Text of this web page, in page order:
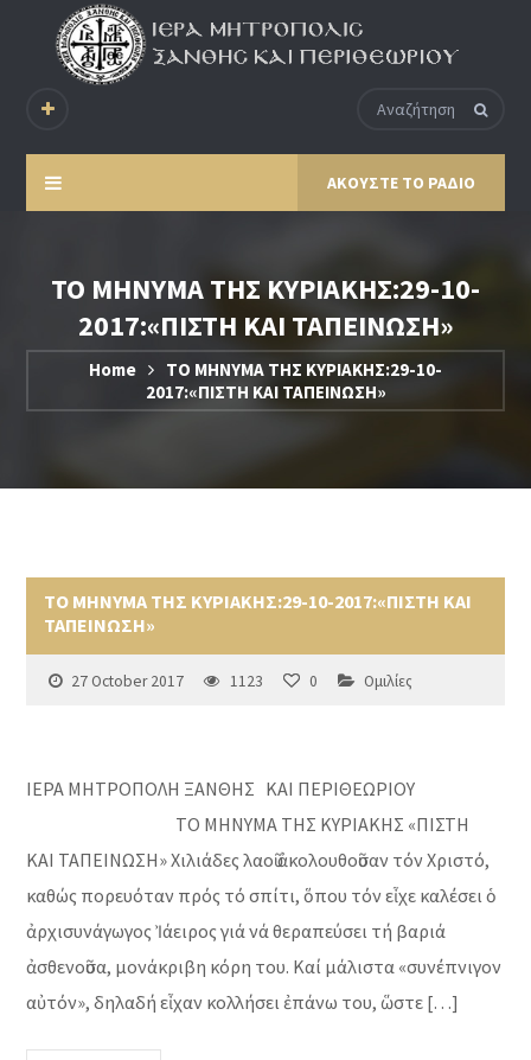
ΑΚΟΥΣΤΕ ΤΟ ΡΑΔΙΟ
ΤΟ ΜΗΝΥΜΑ ΤΗΣ ΚΥΡΙΑΚΗΣ:29-10-
2017:«ΠΙΣΤΗ ΚΑΙ ΤΑΠΕΙΝΩΣΗ»
Home
ΤΟ ΜΗΝΥΜΑ ΤΗΣ ΚΥΡΙΑΚΗΣ:29-10-
2017:«ΠΙΣΤΗ ΚΑΙ ΤΑΠΕΙΝΩΣΗ»
ΤΟ ΜΗΝΥΜΑ ΤΗΣ ΚΥΡΙΑΚΗΣ:29-10-2017:«ΠΙΣΤΗ ΚΑΙ
ΤΑΠΕΙΝΩΣΗ»
27 October 2017 1123 0 Ομιλίες
ΙΕΡΑ ΜΗΤΡΟΠΟΛΗ ΞΑΝΘΗΣ ΚΑΙ ΠΕΡΙΘΕΩΡΙΟΥ
ΤΟ ΜΗΝΥΜΑ ΤΗΣ ΚΥΡΙΑΚΗΣ «ΠΙΣΤΗ
ΚΑΙ ΤΑΠΕΙΝΩΣΗ» Χιλιάδες λαοῦ ἀκολουθοῦσαν τόν Χριστό,
καθώς πορευόταν πρός τό σπίτι, ὅπου τόν εἶχε καλέσει ὁ
ἀρχισυνάγωγος Ἰάειρος γιά νά θεραπεύσει τή βαριά
ἀσθενοῦσα, μονάκριβη κόρη του. Καί μάλιστα «συνέπνιγον
αὐτόν», δηλαδή εἶχαν κολλήσει ἐπάνω του, ὥστε […]